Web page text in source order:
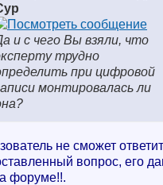
и с чего Вы взяли, что
трудно
при цифровой
монтировалась ли
не сможет
вопрос, его
форуме!!.